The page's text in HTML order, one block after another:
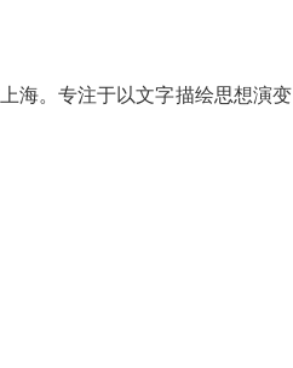
海。专注于以文字描绘思想演变